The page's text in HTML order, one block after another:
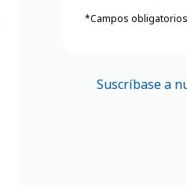
*Campos obligatorios
Suscríbase a